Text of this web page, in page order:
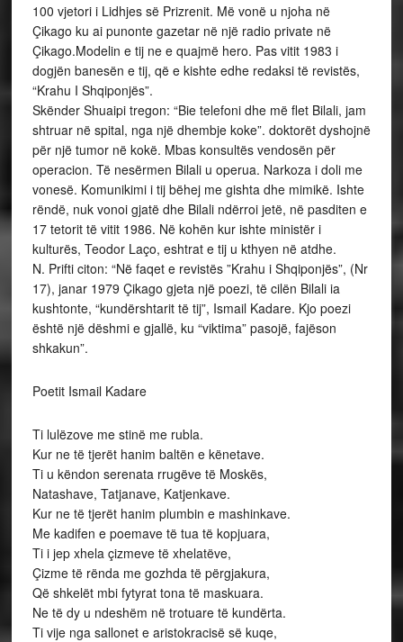
100 vjetori i Lidhjes së Prizrenit. Më vonë u njoha në
Çikago ku ai punonte gazetar në një radio private në
Çikago.Modelin e tij ne e quajmë hero. Pas vitit 1983 i
dogjën banesën e tij, që e kishte edhe redaksi të revistës,
“Krahu I Shqiponjës”.
Skënder Shuaipi tregon: “Bie telefoni dhe më flet Bilali, jam
shtruar në spital, nga një dhembje koke”. doktorët dyshojnë
për një tumor në kokë. Mbas konsultës vendosën për
operacion. Të nesërmen Bilali u operua. Narkoza i doli me
vonesë. Komunikimi i tij bëhej me gishta dhe mimikë. Ishte
rëndë, nuk vonoi gjatë dhe Bilali ndërroi jetë, në pasditen e
17 tetorit të vitit 1986. Në kohën kur ishte ministër i
kulturës, Teodor Laço, eshtrat e tij u kthyen në atdhe.
N. Prifti citon: “Në faqet e revistës ”Krahu i Shqiponjës”, (Nr
17), janar 1979 Çikago gjeta një poezi, të cilën Bilali ia
kushtonte, “kundërshtarit të tij”, Ismail Kadare. Kjo poezi
është një dëshmi e gjallë, ku “viktima” pasojë, fajëson
shkakun”.
Poetit Ismail Kadare
Ti lulëzove me stinë me rubla.
Kur ne të tjerët hanim baltën e kënetave.
Ti u këndon serenata rrugëve të Moskës,
Natashave, Tatjanave, Katjenkave.
Kur ne të tjerët hanim plumbin e mashinkave.
Me kadifen e poemave të tua të kopjuara,
Ti i jep xhela çizmeve të xhelatëve,
Çizme të rënda me gozhda të përgjakura,
Që shkelët mbi fytyrat tona të maskuara.
Ne të dy u ndeshëm në trotuare të kundërta.
Ti vije nga sallonet e aristokracisë së kuqe,